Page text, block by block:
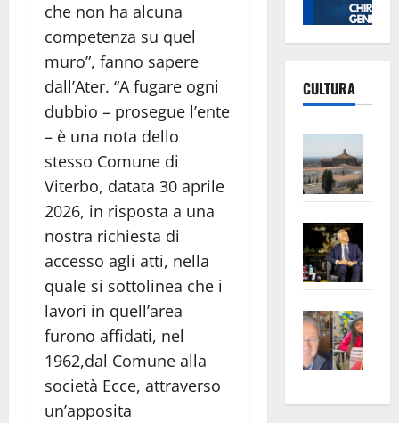
che non ha alcuna
competenza su quel
muro”, fanno sapere
dall’Ater. “A fugare ogni
dubbio – prosegue l’ente
– è una nota dello
stesso Comune di
Viterbo, datata 30 aprile
2026, in risposta a una
nostra richiesta di
accesso agli atti, nella
quale si sottolinea che i
lavori in quell’area
furono affidati, nel
1962,dal Comune alla
società Ecce, attraverso
un’apposita
CULTURA
euro
apre